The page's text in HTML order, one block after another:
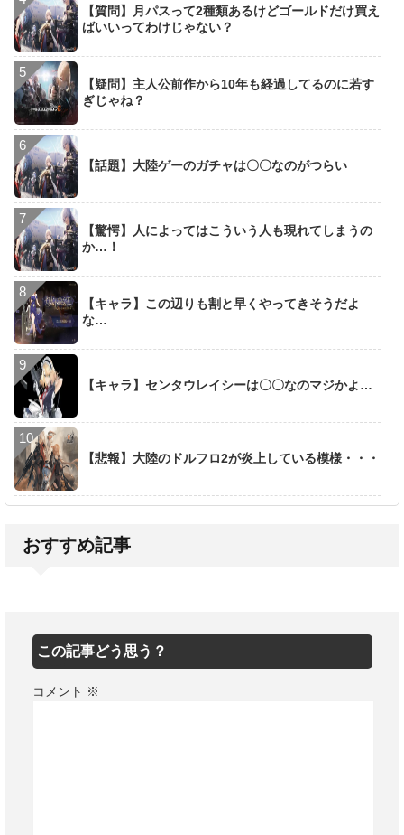
【質問】月パスって2種類あるけどゴールドだけ買え
ばいいってわけじゃない？
【疑問】主人公前作から10年も経過してるのに若す
ぎじゃね？
【話題】大陸ゲーのガチャは〇〇なのがつらい
【驚愕】人によってはこういう人も現れてしまうの
か…！
【キャラ】この辺りも割と早くやってきそうだよ
な…
【キャラ】センタウレイシーは〇〇なのマジかよ…
【悲報】大陸のドルフロ2が炎上している模様・・・
おすすめ記事
この記事どう思う？
コメント ※